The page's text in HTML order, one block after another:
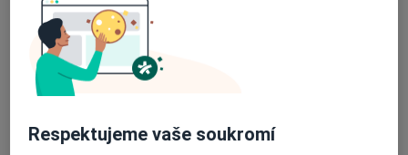
Služby a ceník služeb
Bělení zubů
Detaily
Odstranění zubů
Detaily
Respektujeme vaše soukromí